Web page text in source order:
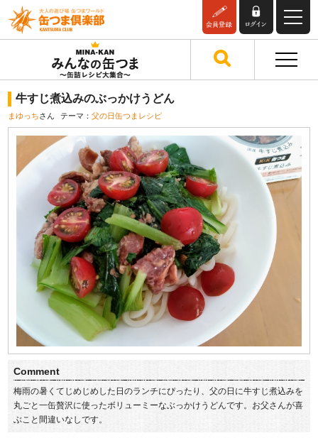
牛すじ煮込みのぶっかけうどん
まゆっちさん テーマ：父の日缶つまレシピ
Comment
梅雨の暑くてじめじめした日のランチにぴったり、父の日に牛すじ煮込みを
丸ごと一缶贅沢に使ったボリューミーなぶっかけうどんです。お父さんが喜
ぶこと間違いなしです。